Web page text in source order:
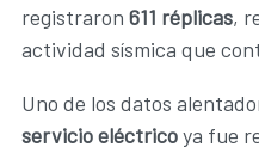
registraron 611 réplicas,
actividad sísmica que
Uno de los datos
servicio eléctricoya fue